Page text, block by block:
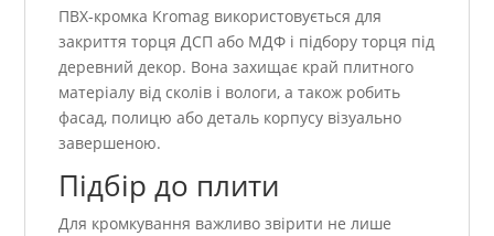
ПВХ-кромка Kromag використовується для
закриття торця ДСП або МДФ і підбору торця під
деревний декор. Вона захищає край плитного
матеріалу від сколів і вологи, а також робить
фасад, полицю або деталь корпусу візуально
завершеною.
Підбір до плити
Для кромкування важливо звірити не лише